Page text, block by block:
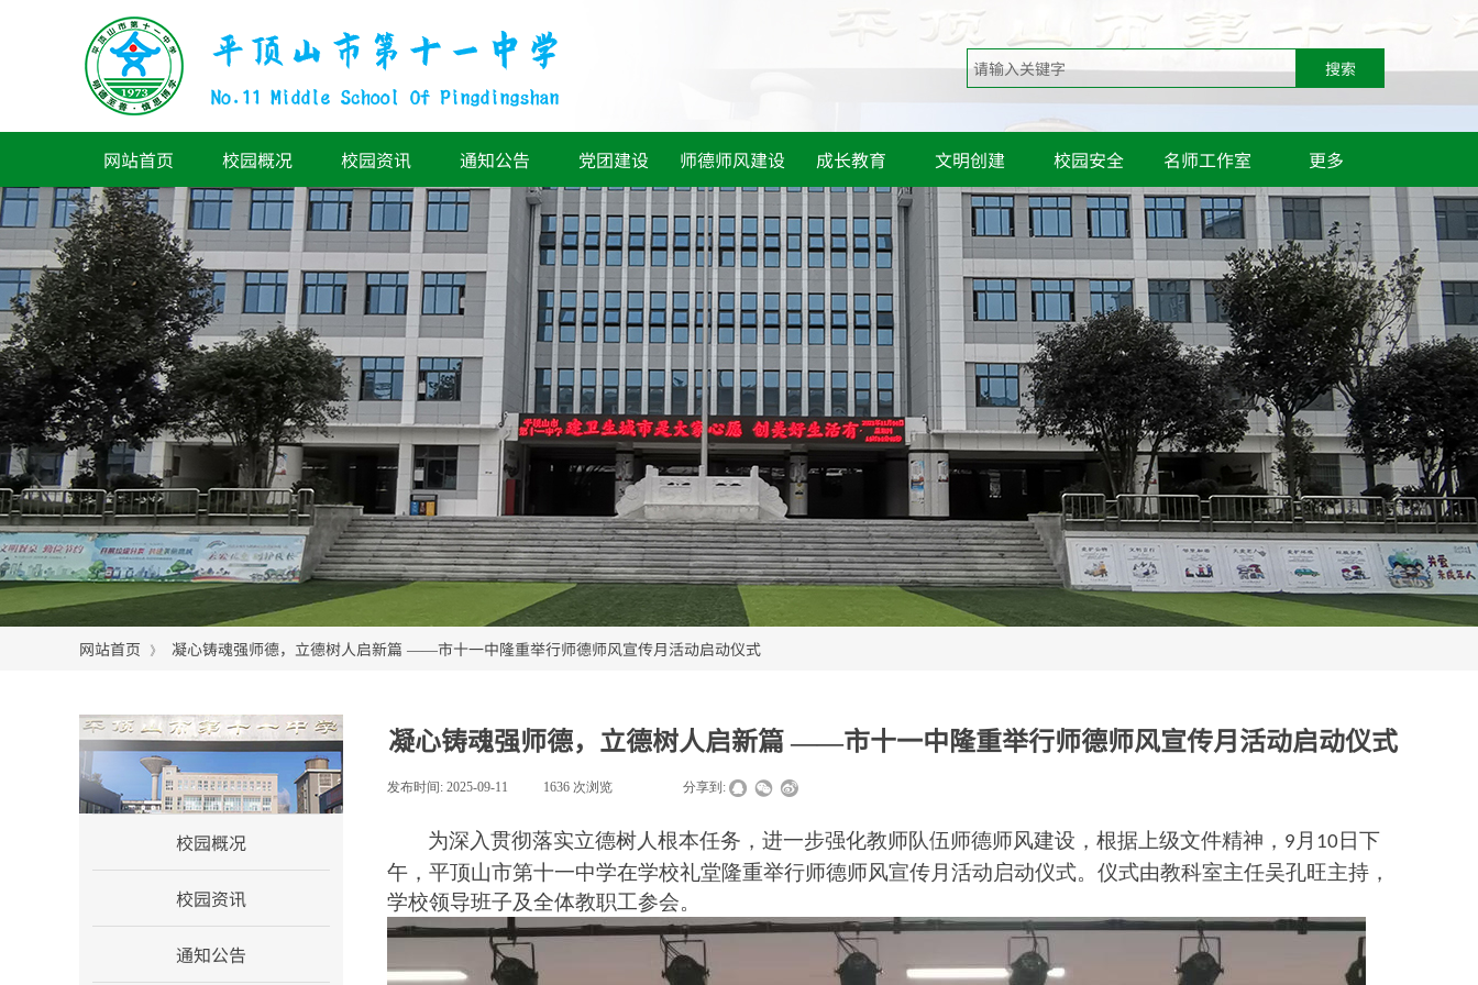
搜索
网站首页 校园概况 校园资讯 通知公告 党团建设 师德师风建设 成长教育 文明创建 校园安全 名师工作室 更多
网站首页 》 凝心铸魂强师德，立德树人启新篇 ——市十一中隆重举行师德师风宣传月活动启动仪式
网站首页
校园概况
校园资讯
通知公告
凝心铸魂强师德，立德树人启新篇 ——市十一中隆重举行师德师风宣传月活动启动仪式
发布时间: 2025-09-11 1636 次浏览 分享到:
为深入贯彻落实立德树人根本任务， 进一步强化教师队伍师德师风建设， 根据上级文件精神， 9 月 10 日下
午，平顶山市第十一中学在学校礼堂隆重举行师德师风宣传月 活动启动仪式。仪式由教科室主任吴孔旺主持，
学校领导班子及全体教职工参会。